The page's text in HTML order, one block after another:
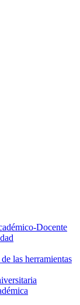
Docente
las herramientas